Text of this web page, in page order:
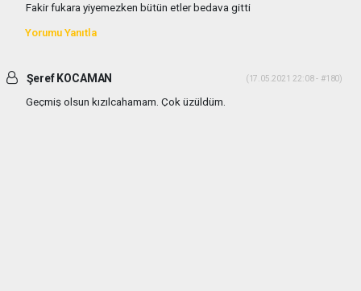
Fakir fukara yiyemezken bütün etler bedava gitti
Yorumu Yanıtla
Şeref KOCAMAN (17.05.2021 22:08 - #180)
Geçmiş olsun kızılcahamam. Çok üzüldüm.